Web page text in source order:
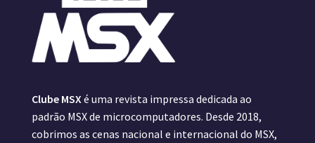
Clube MSX é uma revista impressa dedicada ao
padrão MSX de microcomputadores. Desde 2018,
cobrimos as cenas nacional e internacional do MSX,